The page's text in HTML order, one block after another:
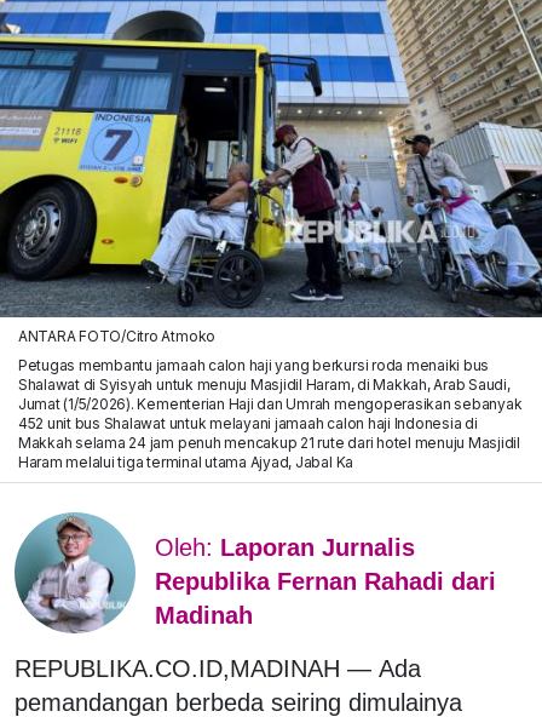
ANTARA FOTO/Citro Atmoko
Petugas membantu jamaah calon haji yang berkursi roda menaiki bus
Shalawat di Syisyah untuk menuju Masjidil Haram, di Makkah, Arab Saudi,
Jumat (1/5/2026). Kementerian Haji dan Umrah mengoperasikan sebanyak
452 unit bus Shalawat untuk melayani jamaah calon haji Indonesia di
Makkah selama 24 jam penuh mencakup 21 rute dari hotel menuju Masjidil
Haram melalui tiga terminal utama Ajyad, Jabal Ka
Oleh: Laporan Jurnalis
Republika Fernan Rahadi dari
Madinah
REPUBLIKA.CO.ID,MADINAH — Ada
pemandangan berbeda seiring dimulainya